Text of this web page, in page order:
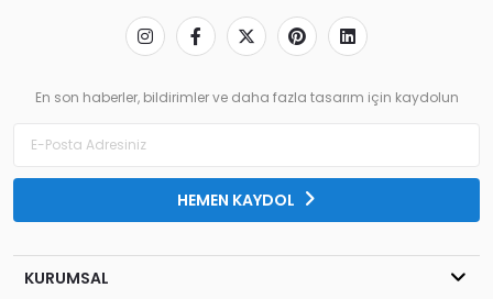
En son haberler, bildirimler ve daha fazla tasarım için kaydolun
HEMEN KAYDOL
KURUMSAL